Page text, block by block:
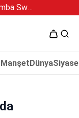
5 Ağustos 2026 Çarşamba Swan Özel 2
ManşetDünya